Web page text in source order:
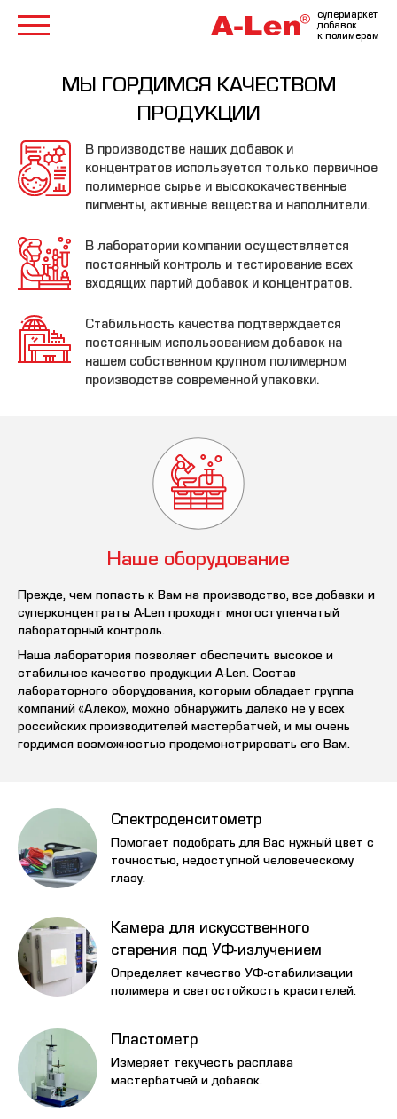
супермаркет
добавок
к полимерам
МЫ ГОРДИМСЯ КАЧЕСТВОМ
ПРОДУКЦИИ
В производстве наших добавок и
концентратов используется только первичное
полимерное сырье и высококачественные
пигменты, активные вещества и наполнители.
В лаборатории компании осуществляется
постоянный контроль и тестирование всех
входящих партий добавок и концентратов.
Стабильность качества подтверждается
постоянным использованием добавок на
нашем собственном крупном полимерном
производстве современной упаковки.
Наше оборудование
Прежде, чем попасть к Вам на производство, все добавки и
суперконцентраты A-Len проходят многоступенчатый
лабораторный контроль.
Наша лаборатория позволяет обеспечить высокое и
стабильное качество продукции A-Len. Состав
лабораторного оборудования, которым обладает группа
компаний «Алеко», можно обнаружить далеко не у всех
российских производителей мастербатчей, и мы очень
гордимся возможностью продемонстрировать его Вам.
Спектроденситометр
Помогает подобрать для Вас нужный цвет с
точностью, недоступной человеческому
глазу.
Камера для искусственного
старения под УФ-излучением
Определяет качество УФ-стабилизации
полимера и светостойкость красителей.
Пластометр
Измеряет текучесть расплава
мастербатчей и добавок.